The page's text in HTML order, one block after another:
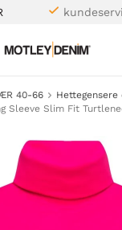
40-66
Hettegensere
Sleeve Slim Fit